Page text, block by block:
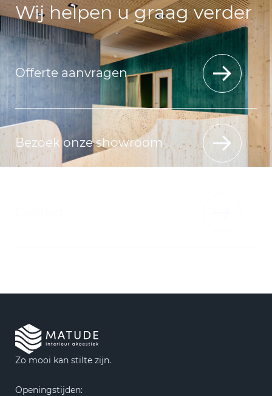
Wij helpen u graag verder
Offerte aanvragen
Bezoek onze showroom
Zo mooi kan stilte zijn.
Openingstijden: